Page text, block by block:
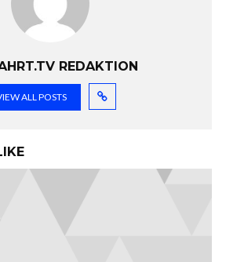
REDAKTION
ALL POSTS